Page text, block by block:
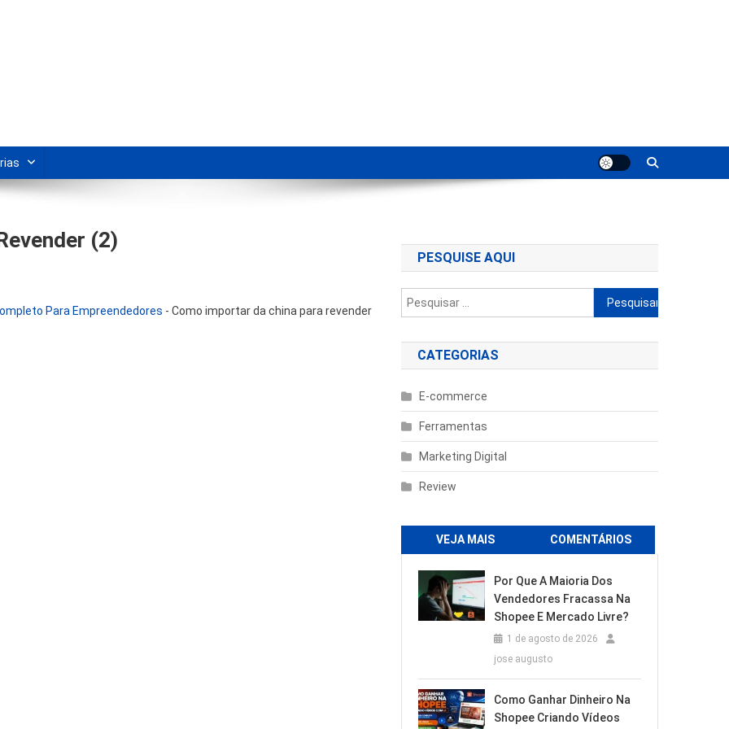
(2)
Para Empreendedores - Como importar da china para revender
PESQUISE AQUI
Pesquisar
por:
CATEGORIAS
E-commerce
Ferramentas
Marketing Digital
Review
VEJA MAIS COMENTÁRIOS
Por Que A Maioria Dos
Vendedores Fracassa Na
Shopee E Mercado Livre?
1 de agosto de 2026
jose augusto
Como Ganhar Dinheiro Na
Shopee Criando Vídeos